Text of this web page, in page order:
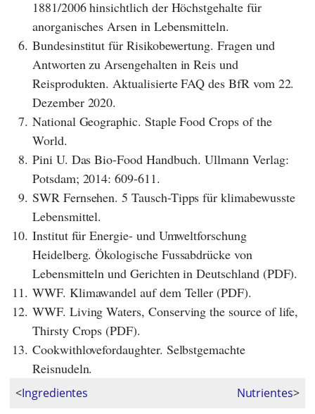
1881/2006 hinsichtlich der Höchstgehalte für
anorganisches Arsen in Lebensmitteln.
6. Bundesinstitut für Risikobewertung. Fragen und
Antworten zu Arsengehalten in Reis und
Reisprodukten. Aktualisierte FAQ des BfR vom 22.
Dezember 2020.
7. National Geographic. Staple Food Crops of the
World.
8. Pini U. Das Bio-Food Handbuch. Ullmann Verlag:
Potsdam; 2014: 609-611.
9. SWR Fernsehen. 5 Tausch-Tipps für klimabewusste
Lebensmittel.
10. Institut für Energie- und Umweltforschung
Heidelberg. Ökologische Fussabdrücke von
Lebensmitteln und Gerichten in Deutschland (PDF).
11. WWF. Klimawandel auf dem Teller (PDF).
12. WWF. Living Waters, Conserving the source of life,
Thirsty Crops (PDF).
13. Cookwithlovefordaughter. Selbstgemachte
Reisnudeln.
<Ingredientes Nutrientes>